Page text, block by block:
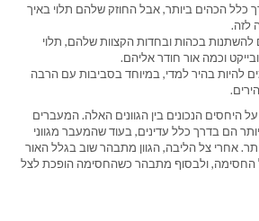
כלל הכהים ביותר, אבל החוזק שלהם תלוי באיך
לזה.
להשתנות בכהות ובחדות הקצוות שלהם, תלוי
וכמה אור חודר אליהם.
להיות בהיר למדי, במיוחד בסביבות עם הרבה
היחסים הנכונים בין הגוונים האלה. המעברים
יותר הם בדרך כלל עדינים, בעוד שהמעבר מגווני
אחרי צל הליבה, הגוון מתבהר שוב בגלל האור
החסימה, ולבסוף מתבהר כשהחסימה הופכת לצל